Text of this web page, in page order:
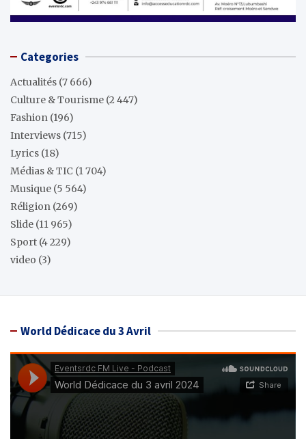
Categories
Actualités (7 666)
Culture & Tourisme (2 447)
Fashion (196)
Interviews (715)
Lyrics (18)
Médias & TIC (1 704)
Musique (5 564)
Réligion (269)
Slide (11 965)
Sport (4 229)
video (3)
World Dédicace du 3 Avril